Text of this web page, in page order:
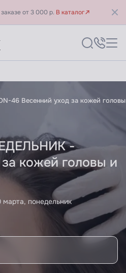
от 3 000 р. В каталог
46 Весенний уход за кожей
-
кожей головы и
марта, понедельник